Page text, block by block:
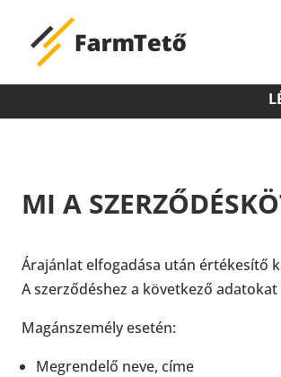
MI A
Árajánlat elfogadása után értékesítő
A szerződéshez a következő
Magánszemély esetén:
Megrendelő neve, címe